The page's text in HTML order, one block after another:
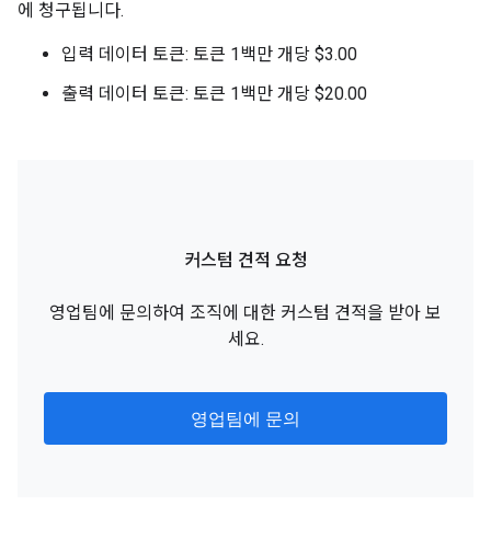
에 청구됩니다.
입력 데이터 토큰: 토큰 1백만 개당 $3.00
출력 데이터 토큰: 토큰 1백만 개당 $20.00
커스텀 견적 요청
영업팀에 문의하여 조직에 대한 커스텀 견적을 받아 보
세요.
영업팀에 문의